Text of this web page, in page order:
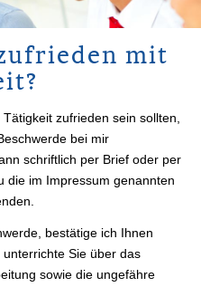
mit
zufrieden sein sollten,
bei mir
schriftlich per Brief oder per
die im Impressum genannten
bestätige ich Ihnen
Sie über das
sowie die ungefähre